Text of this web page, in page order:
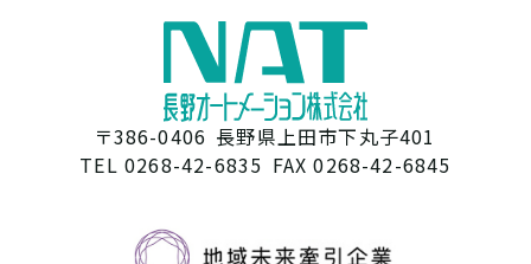
〒386-0406 長野県上田市下丸子401
TEL 0268-42-6835 FAX 0268-42-6845